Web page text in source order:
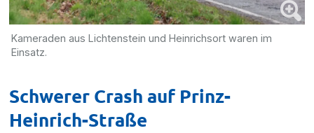
Kameraden aus Lichtenstein und Heinrichsort waren im
Einsatz.
Schwerer Crash auf Prinz-
Heinrich-Straße